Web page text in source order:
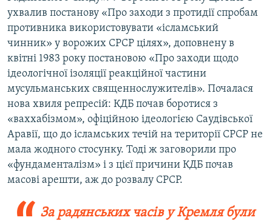
ухвалив постанову «Про заходи з протидії спробам
противника використовувати «ісламський
чинник» у ворожих СРСР цілях», доповнену в
квітні 1983 року постановою «Про заходи щодо
ідеологічної ізоляції реакційної частини
мусульманських священнослужителів». Почалася
нова хвиля репресій: КДБ почав боротися з
«ваххабізмом», офіційною ідеологією Саудівської
Аравії, що до ісламських течій на території СРСР не
мала жодного стосунку. Тоді ж заговорили про
«фундаменталізм» і з цієї причини КДБ почав
масові арешти, аж до розвалу СРСР.
За радянських часів у Кремля були